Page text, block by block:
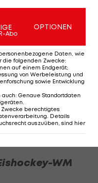
WM 2024:
der Gruppe B
WM
du die
WM 2024 im
WM
WM
Abo
OPTIONEN
Daten, wie
die folgenden Zwecke:
auf einem Endgerät;
von Werbeleistung und
sowie Entwicklung
auch: Genaue Standortdaten
berechtigtes
Details
auszuüben, sind hier